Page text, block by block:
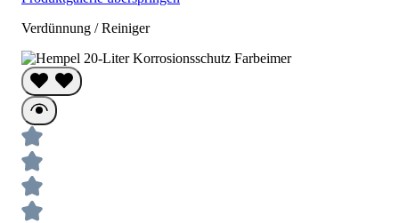
Verdünnung / Reiniger